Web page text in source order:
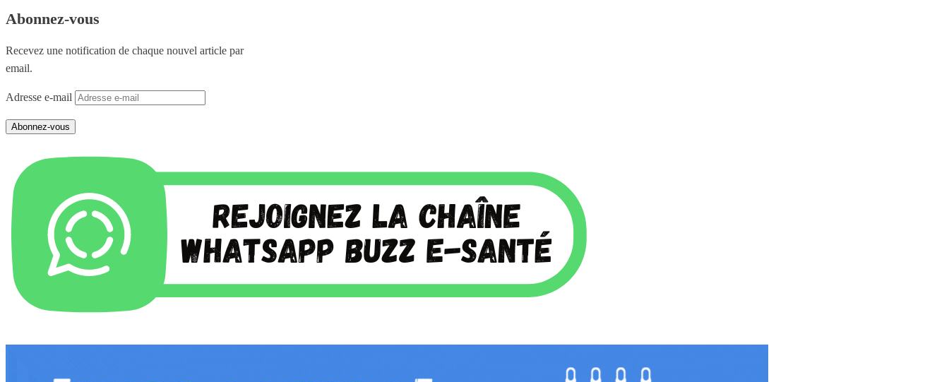
Abonnez-vous
Recevez une notification de chaque nouvel article par
email.
Adresse e-mail
Abonnez-vous